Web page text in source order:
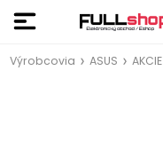
Výrobcovia ASUS AKCIE